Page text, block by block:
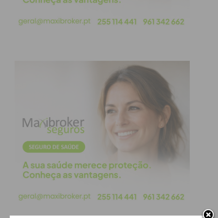
partida, pois dois minutos depois um grande
quarenta segundos depois Filipe Flórido insistiu no
remate até levar a bola a cruzar a linha de golo
para um novo empate (4-4).
Perante tal alternância no marcador pairava a
incerteza sobre para que lado cairia o resultado
final. Acabou por ser o JP a ter esse prémio quando
Gonçalo Neto, de livre direto, fez o 4-5 e festejou de
forma efusiva junto dos adeptos pacenses.
Estávamos a cinco minutos do final e mesmo com o
Valongo a arriscar tudo para evitar a derrota,
tirando inclusive o guarda-redes para ter vantagem